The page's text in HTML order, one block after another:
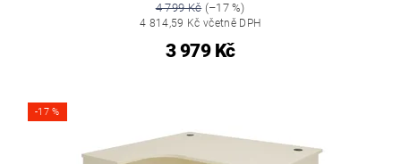
4 799 Kč(–17 %)
4 814,59 Kč včetně DPH
3 979 Kč
-17 %